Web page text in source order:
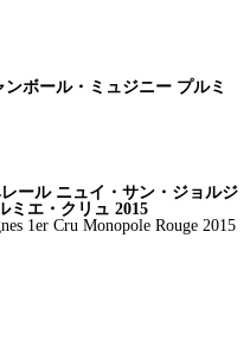
ボール・ミュジニー プルミ
ール ニュイ・サン・ジョルジ
ミエ・クリュ 2015
1er Cru Monopole Rouge 2015